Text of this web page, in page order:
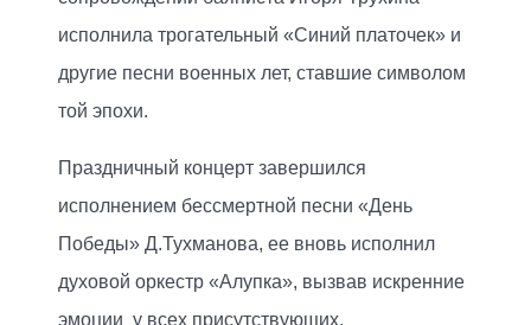
исполнила трогательный «Синий платочек» и
другие песни военных лет, ставшие символом
той эпохи.
Праздничный концерт завершился
исполнением бессмертной песни «День
Победы» Д.Тухманова, ее вновь исполнил
духовой оркестр «Алупка», вызвав искренние
эмоции у всех присутствующих.